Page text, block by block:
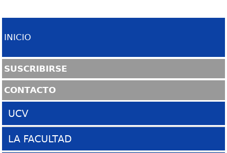
INICIO
SUSCRIBIRSE
CONTACTO
UCV
Sitio UCV
LA FACULTAD